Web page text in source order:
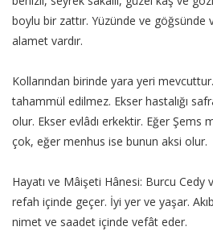
boylu bir zattır. Yüzünde ve göğsünde
alamet vardır.
Kollarından birinde yara yeri
tahammül edilmez. Ekser hastalığı
olur. Ekser evlâdı erkektir. Eğer Şems
çok, eğer menhus ise bunun aksi olur.
Hayatı ve Mâişeti Hânesi: Burcu Cedy
refah içinde geçer. İyi yer ve yaşar.
nimet ve saadet içinde vefât eder.